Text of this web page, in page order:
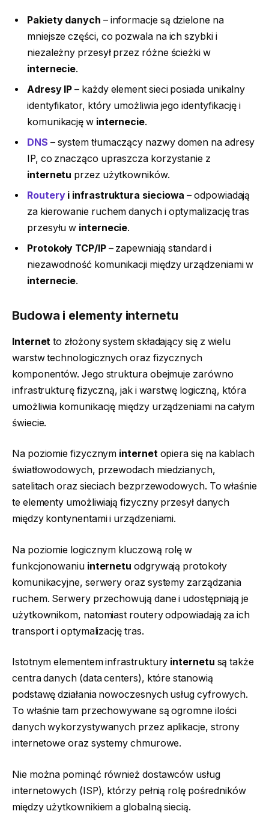
Pakiety danych – informacje są dzielone na
mniejsze części, co pozwala na ich szybki i
niezależny przesył przez różne ścieżki w
internecie.
Adresy IP – każdy element sieci posiada unikalny
identyfikator, który umożliwia jego identyfikację i
komunikację w internecie.
DNS – system tłumaczący nazwy domen na adresy
IP, co znacząco upraszcza korzystanie z
internetu przez użytkowników.
Routeryi infrastruktura sieciowa – odpowiadają
za kierowanie ruchem danych i optymalizację tras
przesyłu w internecie.
Protokoły TCP/IP– zapewniają standard i
niezawodność komunikacji między urządzeniami w
internecie.
Budowa i elementy internetu
Internet to złożony system składający się z wielu
warstw technologicznych oraz fizycznych
komponentów. Jego struktura obejmuje zarówno
infrastrukturę fizyczną, jak i warstwę logiczną, która
umożliwia komunikację między urządzeniami na całym
świecie.
Na poziomie fizycznym internetopiera się na kablach
światłowodowych, przewodach miedzianych,
satelitach oraz sieciach bezprzewodowych. To właśnie
te elementy umożliwiają fizyczny przesył danych
między kontynentami i urządzeniami.
Na poziomie logicznym kluczową rolę w
funkcjonowaniu internetu odgrywają protokoły
komunikacyjne, serwery oraz systemy zarządzania
ruchem. Serwery przechowują dane i udostępniają je
użytkownikom, natomiast routery odpowiadają za ich
transport i optymalizację tras.
Istotnym elementem infrastruktury internetu są także
centra danych (data centers), które stanowią
podstawę działania nowoczesnych usług cyfrowych.
To właśnie tam przechowywane są ogromne ilości
danych wykorzystywanych przez aplikacje, strony
internetowe oraz systemy chmurowe.
Nie można pominąć również dostawców usług
internetowych (ISP), którzy pełnią rolę pośredników
między użytkownikiem a globalną siecią.